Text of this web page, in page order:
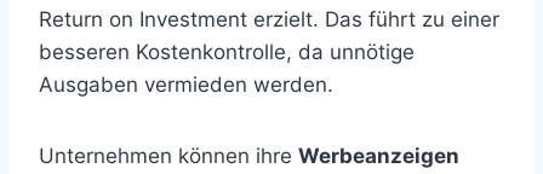
Return on Investment erzielt. Das führt zu einer
besseren Kostenkontrolle, da unnötige
Ausgaben vermieden werden.
Unternehmen können ihre Werbeanzeigen